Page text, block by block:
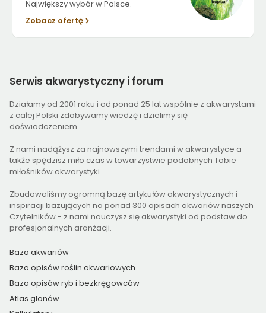
Największy wybór w Polsce.
Zobacz ofertę
Serwis akwarystyczny i forum
Działamy od 2001 roku i od ponad 25 lat wspólnie z akwarystami
z całej Polski zdobywamy wiedzę i dzielimy się
doświadczeniem.
Z nami nadążysz za najnowszymi trendami w akwarystyce a
także spędzisz miło czas w towarzystwie podobnych Tobie
miłośników akwarystyki.
Zbudowaliśmy ogromną bazę artykułów akwarystycznych i
inspiracji bazujących na ponad 300 opisach akwariów naszych
Czytelników - z nami nauczysz się akwarystyki od podstaw do
profesjonalnych aranżacji.
Baza akwariów
Baza opisów roślin akwariowych
Baza opisów ryb i bezkręgowców
Atlas glonów